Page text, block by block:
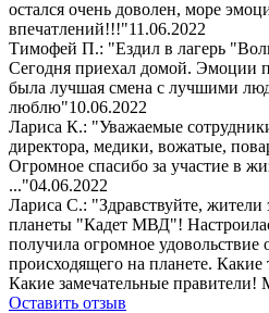
остался очень доволен, море
впечатлений!!!"11.06.2022
Тимофей П.: "Ездил в лагерь
Сегодня приехал домой. Эмоции
была лучшая смена с лучшими
люблю"10.06.2022
Лариса К.: "Уважаемые
директора, медики, вожатые,
Огромное спасибо за участие в
..."04.06.2022
Лариса С.: "Здравствуйте, жители
планеты "Кадет МВД"!
получила огромное удовольствие
происходящего на планете. Какие
Какие замечательные
Оставить отзыв